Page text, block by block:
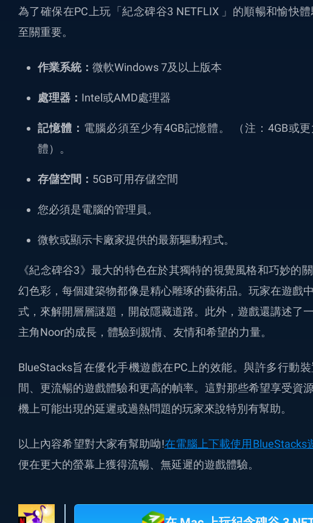
為了確保在PC上玩 「紀念碑谷3 NETFLIX 」 的順暢和愉快
至關重要。
作業系統： 微軟Windows 7及以上版本
處理器： Intel或AMD處理器
記憶體： 電腦必須至少有4GB記憶體。 （注： 4GB或
體）。
存儲空間： 5GB可用存儲空間
您必須是電腦的管理員。
微軟或顯示卡廠家提供的最新驅動程式。
《紀念碑谷3》最大的特色在於其獨特的視覺風格和巧妙的
幻色彩，每個建築物都像是精心雕琢的藝術品。玩家在遊戲
式，來解開層層謎題，開啟隱藏道路。此外，遊戲還講述了
主角Noor的成長，體驗到親情、友情和希望的力量。
BlueStacks旨在優化手機遊戲在PC上的效能。與許多行動
間、 更流暢的遊戲體驗和更高的幀率。 這對那些希望享受資
機上可能出現的延遲或過熱問題的玩家來說特別有幫助。
以上內容希望對大家有幫助呦!在電腦上下載使用BlueStacks
便在更大的螢幕 上獲得流暢、 無延遲的遊戲體驗。